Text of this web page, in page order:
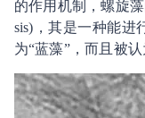
的作用机制，螺旋
sis)，其是一种能进
为“蓝藻”，而且被